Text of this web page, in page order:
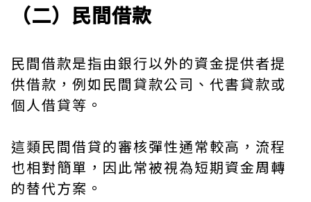
（二）民間借款
民間借款是指由銀行以外的資金提供者提
供借款，例如民間貸款公司、代書貸款或
個人借貸等。
這類民間借貸的審核彈性通常較高，流程
也相對簡單，因此常被視為短期資金周轉
的替代方案。